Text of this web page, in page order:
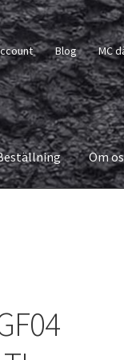
Blog MC
Om